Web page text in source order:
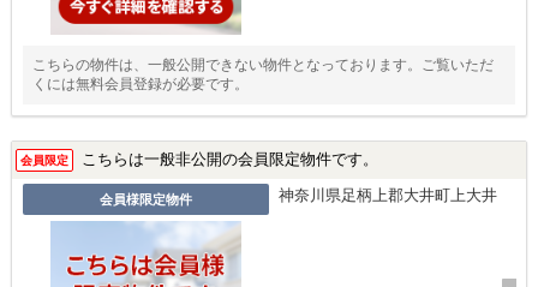
こちらの物件は、一般公開できない物件となっております。ご覧いただ
くには無料会員登録が必要です。
会員限定 こちらは一般非公開の会員限定物件です。
会員様限定物件 神奈川県足柄上郡大井町上大井